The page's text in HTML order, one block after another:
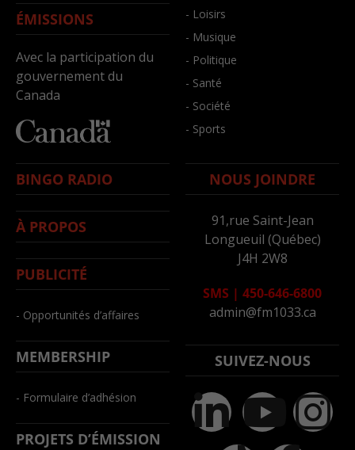
ÉMISSIONS
Avec la participation du
gouvernement du
Canada
- Loisirs
- Musique
- Politique
- Santé
- Société
- Sports
BINGO RADIO
À PROPOS
PUBLICITÉ
- Opportunités d’affaires
MEMBERSHIP
- Formulaire d’adhésion
PROJETS D’ÉMISSION
NOUS JOINDRE
91,rue Saint-Jean
Longueuil (Québec)
J4H 2W8
SMS | 450-646-6800
admin@fm1033.ca
SUIVEZ-NOUS